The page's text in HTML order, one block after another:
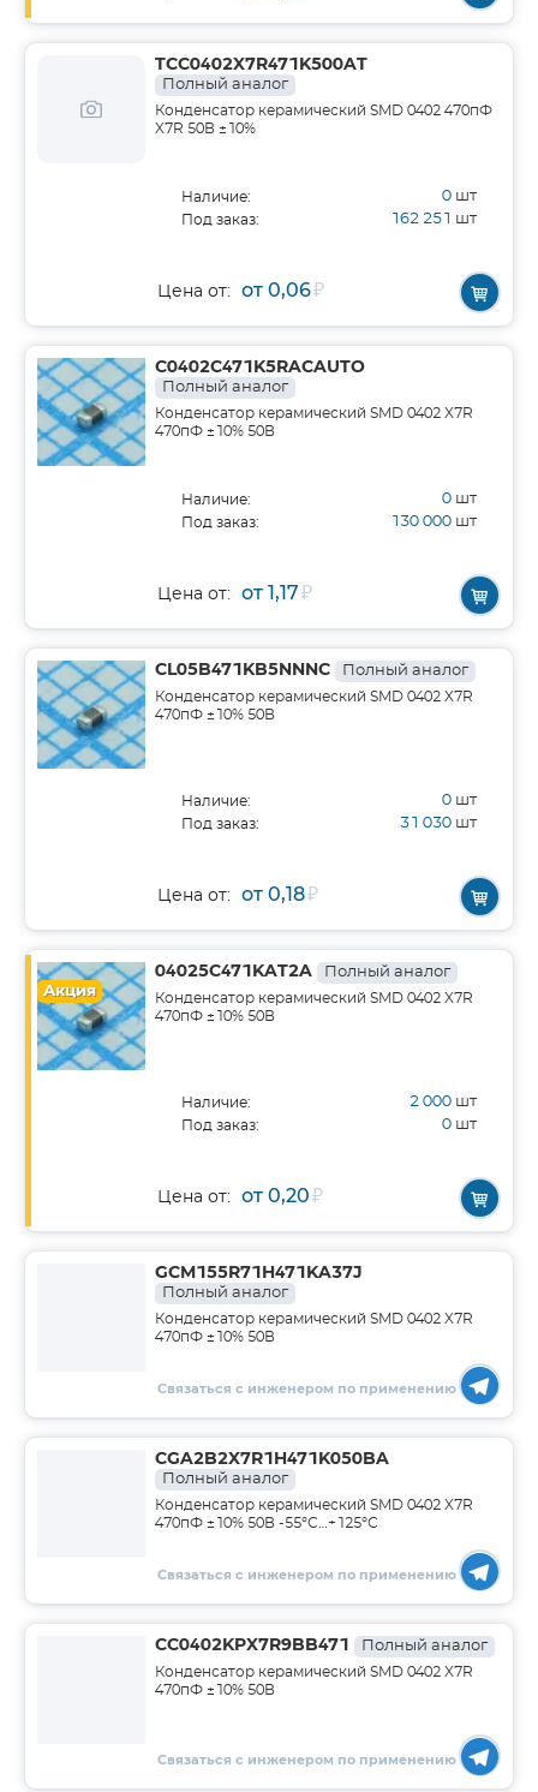
TCC0402X7R471K500AT
Полный аналог
Конденсатор керамический SMD 0402 470пФ
X7R 50В ±10%
Наличие: 0 шт
Под заказ: 162 251 шт
Цена от: от 0,06₽
C0402C471K5RACAUTO
Полный аналог
Конденсатор керамический SMD 0402 X7R
470пФ ±10% 50В
Наличие: 0 шт
Под заказ: 130 000 шт
Цена от: от 1,17₽
CL05B471KB5NNNC Полный аналог
Конденсатор керамический SMD 0402 X7R
470пФ ±10% 50В
Наличие: 0 шт
Под заказ: 31 030 шт
Цена от: от 0,18₽
Акция
04025C471KAT2A Полный аналог
Конденсатор керамический SMD 0402 X7R
470пФ ±10% 50В
Наличие: 2 000 шт
Под заказ: 0 шт
Цена от: от 0,20₽
GCM155R71H471KA37J
Полный аналог
Конденсатор керамический SMD 0402 X7R
470пФ ±10% 50В
Связаться с инженером по применению
CGA2B2X7R1H471K050BA
Полный аналог
Конденсатор керамический SMD 0402 X7R
470пФ ±10% 50В -55°С…+125°С
Связаться с инженером по применению
CC0402KPX7R9BB471 Полный аналог
Конденсатор керамический SMD 0402 X7R
470пФ ±10% 50В
Связаться с инженером по применению